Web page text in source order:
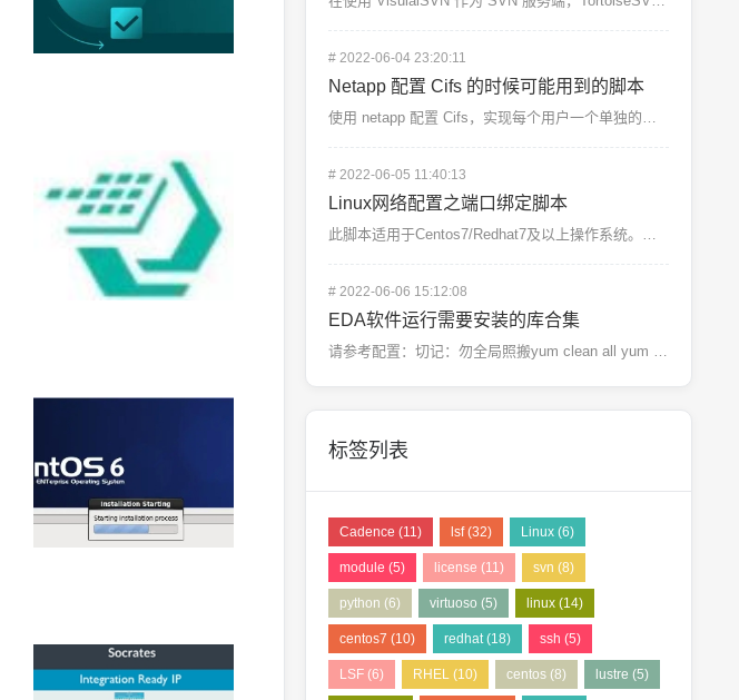
# 2022-06-04 23:20:11
Netapp 配置 Cifs 的时候可能用到的脚本
# 2022-06-05 11:40:13
Linux网络配置之端口绑定脚本
# 2022-06-06 15:12:08
EDA软件运行需要安装的库合集
标签列表
Cadence (11) lsf(32) Linux (6)
module (5) license (11) svn (8)
python (6) virtuoso (5) linux (14)
centos7 (10) redhat(18) ssh (5)
LSF (6) RHEL (10) centos (8) lustre (5)